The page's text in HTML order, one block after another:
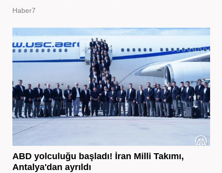
Haber7
ABD yolculuğu başladı! İran Milli Takımı,
Antalya'dan ayrıldı